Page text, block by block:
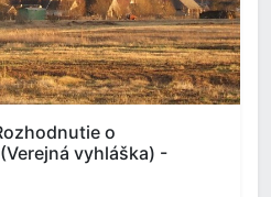
o
vyhláška) -